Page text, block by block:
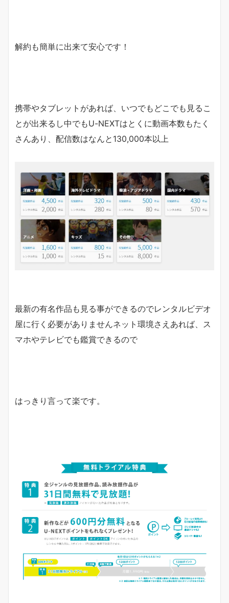
解約も簡単に出来て安心です！
携帯やタブレットがあれば、いつでもどこでも見るこ
とが出来るし中でもU-NEXTはとくに動画本数もたく
さんあり、配信数はなんと130,000本以上
最新の有名作品も見る事ができるのでレンタルビデオ
屋に行く必要がありませんネット環境さえあれば、ス
マホやテレビでも鑑賞できるので
はっきり言って楽です。